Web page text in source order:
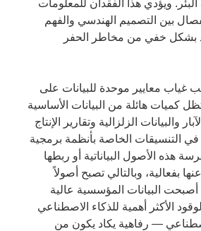
ويؤدي هذا الفقدان للمعلومات
بين التصميم الهندسي والفهم
بشكل خفي من مخاطر الحفر
غياب معايير موحدة للبيانات على
كميات هائلة من البيانات الأساسية
والبيانات الزلزالية وتقارير الإنتاج
التنسيقات الخاصة بأنظمة برمجية
هذه الأصول البياناتية أو ربطها
بفعالية، وبالتالي تصبح أصولاً
أصبحت البيانات المؤسسية عالية
الأكثر أهمية للذكاء الاصطناعي
— رفاهية يكاد يكون من